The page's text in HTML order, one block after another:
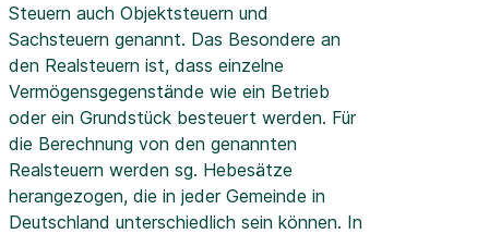
Steuern auch Objektsteuern und
Sachsteuern genannt. Das Besondere an
den Realsteuern ist, dass einzelne
Vermögensgegenstände wie ein Betrieb
oder ein Grundstück besteuert werden. Für
die Berechnung von den genannten
Realsteuern werden sg. Hebesätze
herangezogen, die in jeder Gemeinde in
Deutschland unterschiedlich sein können. In